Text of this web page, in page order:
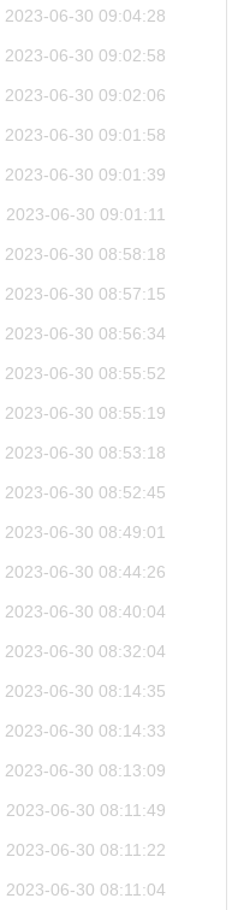
2023-06-30 09:04:28
2023-06-30 09:02:58
2023-06-30 09:02:06
2023-06-30 09:01:58
2023-06-30 09:01:39
2023-06-30 09:01:11
2023-06-30 08:58:18
2023-06-30 08:57:15
2023-06-30 08:56:34
2023-06-30 08:55:52
2023-06-30 08:55:19
2023-06-30 08:53:18
2023-06-30 08:52:45
2023-06-30 08:49:01
2023-06-30 08:44:26
2023-06-30 08:40:04
2023-06-30 08:32:04
2023-06-30 08:14:35
2023-06-30 08:14:33
2023-06-30 08:13:09
2023-06-30 08:11:49
2023-06-30 08:11:22
2023-06-30 08:11:04